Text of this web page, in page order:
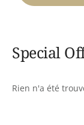
Special
Rien n'a été